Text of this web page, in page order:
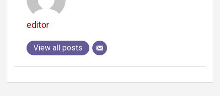
editor
View all posts